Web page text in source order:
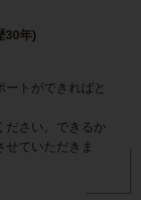
30年)
トができればと
ださい。できるか
せていただきま